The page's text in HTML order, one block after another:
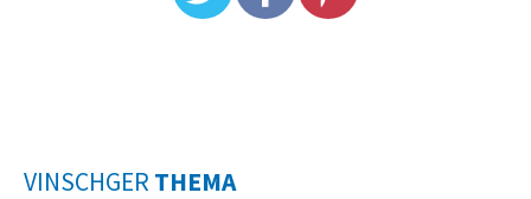
VINSCHGER THEMA